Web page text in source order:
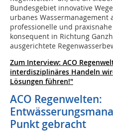
Bundesgebiet innovative
urbanes Wassermanagement
professionelle und
konsequent in Richtung
ausgerichtete
Zum Interview: ACO
interdisziplinäres Handeln
Lösungen führen!"
ACO Regenwelten:
Punkt gebracht